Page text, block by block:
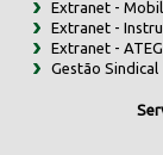
Extranet -
Extranet -
Extranet - ATEG
Gestão Sindical